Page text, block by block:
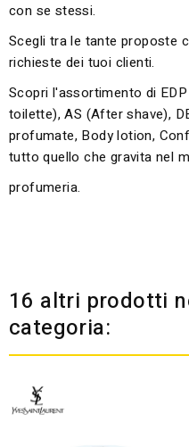
con se stessi.
Scegli tra le tante proposte
richieste dei tuoi clienti.
Scopri l'assortimento di
toilette), AS (After shave),
profumate, Body lotion,
tutto quello che gravita nel
profumeria.
16 altri prodotti
categoria: